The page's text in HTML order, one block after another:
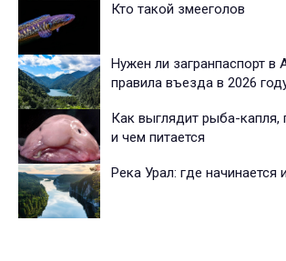
Кто такой змееголов
Нужен ли загранпаспорт в
правила въезда в 2026
Как выглядит рыба-капля,
и чем питается
Река Урал: где начинается